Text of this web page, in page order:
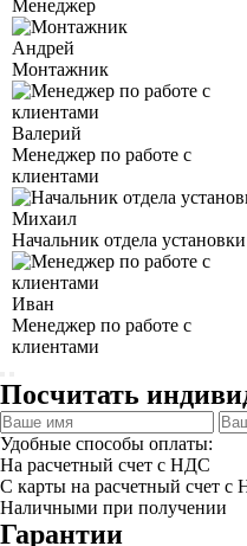
Менеджер
Андрей
Монтажник
Валерий
Менеджер по работе с
клиентами
Михаил
Начальник отдела установки
Иван
Менеджер по работе с
клиентами
Посчитать
Удобные способы оплаты:
На расчетный счет с НДС
С карты на расчетный счет с
Наличными при получении
Гарантии